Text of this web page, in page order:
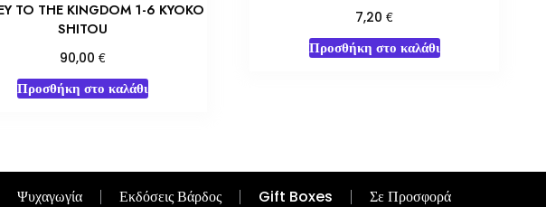
TO THE KINGDOM 1-6 KYOKO
SHITOU
90,00 €
Προσθήκη στο καλάθι
7,20€
Προσθήκη στο καλάθι
Ψυχαγωγία Εκδόσεις Βάρδος Gift Boxes Σε Προσφορά